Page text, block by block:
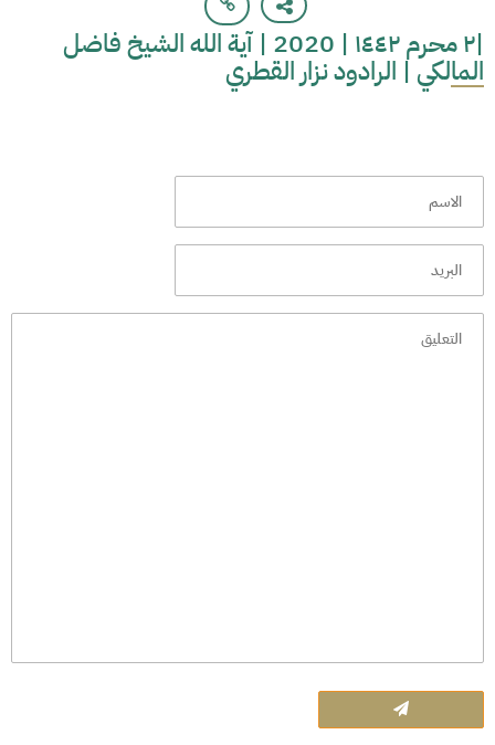
|٢ محرم ١٤٤٢ | 2020 | آية الله الشيخ فاضل
المالكي | الرادود نزار القطري